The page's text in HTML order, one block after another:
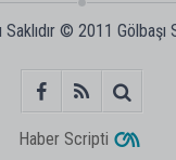
Saklıdır © 2011 Gölbaşı
Haber Scripti